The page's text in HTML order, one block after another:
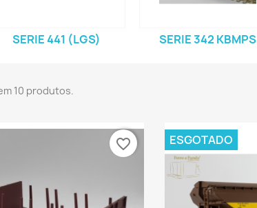
SERIE 441 (LGS) SERIE 342 KBMPS
10 produtos.
favorite_border ESGOTADO